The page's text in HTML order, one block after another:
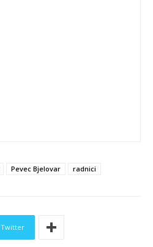
Pevec Bjelovar radnici
Twitter